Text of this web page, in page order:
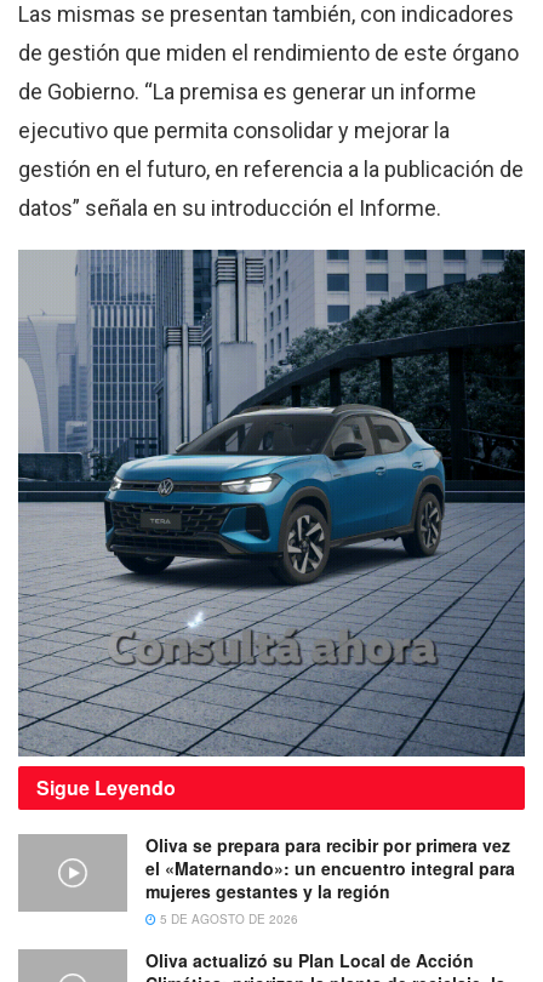
Las mismas se presentan también, con indicadores
de gestión que miden el rendimiento de este órgano
de Gobierno. “La premisa es generar un informe
ejecutivo que permita consolidar y mejorar la
gestión en el futuro, en referencia a la publicación de
datos” señala en su introducción el Informe.
Sigue Leyendo
Oliva se prepara para recibir por primera vez
el «Maternando»: un encuentro integral para
mujeres gestantes y la región
5 DE AGOSTO DE 2026
Oliva actualizó su Plan Local de Acción